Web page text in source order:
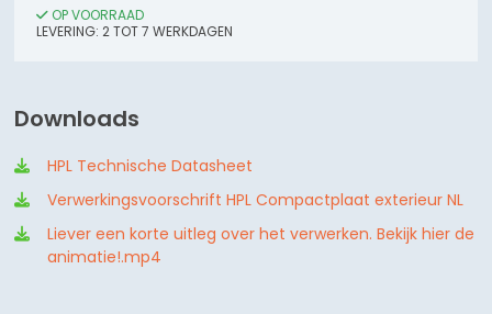
OP VOORRAAD
LEVERING: 2TOT 7 WERKDAGEN
Downloads
HPL Technische Datasheet
Verwerkingsvoorschrift HPL Compactplaat exterieur NL
Liever een korte uitleg over het verwerken. Bekijk hier de
animatie!.mp4